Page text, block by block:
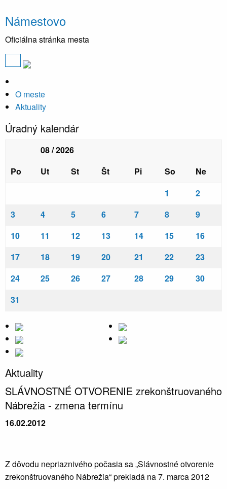
Námestovo
Oficiálna stránka mesta
O meste
Aktuality
Úradný kalendár
08 / 2026
Po
Ut St Št Pi So
Ne
1
2
3
4 5 6 7 8
9
10
11 12 13 14 15
16
17
18 19 20 21 22
23
24
25 26 27 28 29
30
31
Aktuality
SLÁVNOSTNÉ OTVORENIE zrekonštruovaného
Nábrežia - zmena termínu
16.02.2012
Z dôvodu nepriaznivého počasia sa „Slávnostné otvorenie
zrekonštruovaného Nábrežia“ prekladá na 7. marca 2012